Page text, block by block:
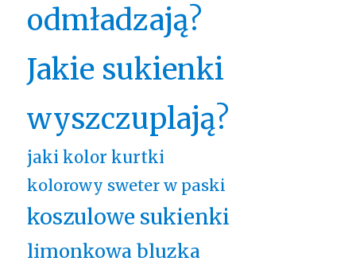
odmładzają?
Jakie sukienki
wyszczuplają?
jaki kolor kurtki
kolorowy sweter w paski
koszulowe sukienki
limonkowa bluzka